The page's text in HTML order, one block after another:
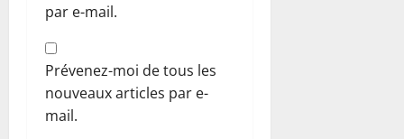
par e-mail.
Prévenez-moi de tous les
nouveaux articles par e-
mail.